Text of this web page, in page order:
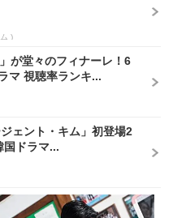
)
が堂々のフィナーレ！6
マ 視聴率ランキ...
ェント・キム」初登場2
国ドラマ...